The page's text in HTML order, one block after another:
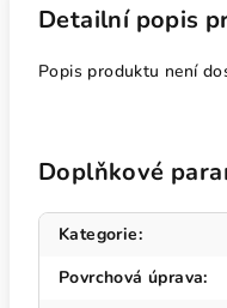
Detailní popis
Popis produktu není
Doplňkové
Kategorie:
Povrchová úprava: